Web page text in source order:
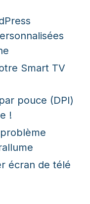
Smart TV
pouce (DPI)
!
écran de télé